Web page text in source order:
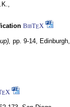
BibTEX
pp. 9-14, Edinburgh,
EX